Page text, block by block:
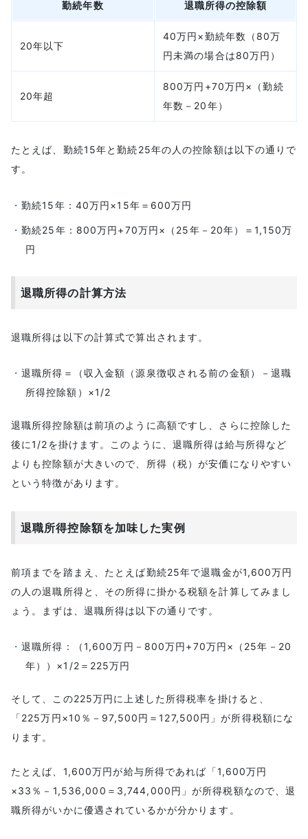
勤続年数 退職所得の控除額
20年以下
40万円×勤続年数（80万
円未満の場合は80万円）
20年超
800万円+70万円×（勤続
年数－20年）
たとえば、勤続15年と勤続25年の人の控除額は以下の通りで
す。
勤続15年：40万円×15年＝600万円
勤続25年：800万円+70万円×（25年－20年）＝1,150万
円
退職所得の計算方法
退職所得は以下の計算式で算出されます。
退職所得＝（収入金額（源泉徴収される前の金額）－退職
所得控除額）×1/2
退職所得控除額は前項のように高額ですし、さらに控除した
後に1/2を掛けます。このように、退職所得は給与所得など
よりも控除額が大きいので、所得（税）が安価になりやすい
という特徴があります。
退職所得控除額を加味した実例
前項までを踏まえ、たとえば勤続25年で退職金が1,600万円
の人の退職所得と、その所得に掛かる税額を計算してみまし
ょう。まずは、退職所得は以下の通りです。
退職所得：（1,600万円－800万円+70万円×（25年－20
年））×1/2＝225万円
そして、この225万円に上述した所得税率を掛けると、
「225万円×10％－97,500円＝127,500円」が所得税額にな
ります。
たとえば、1,600万円が給与所得であれば「1,600万円
×33％－1,536,000＝3,744,000円」が所得税額なので、退
職所得がいかに優遇されているかが分かります。